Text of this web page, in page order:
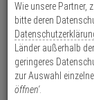
geben
Sie
mindestens
Zeichen
ein,
um
wurde
noch
Kategorien
Suche
gestartet
Wie unsere Partner,
bitte deren
Länder außerhalb
geringeres
zur Auswahl
öffnen'.